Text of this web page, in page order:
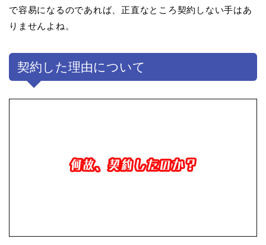
で容易になるのであれば、正直なところ契約しない手はあ
りませんよね。
契約した理由について